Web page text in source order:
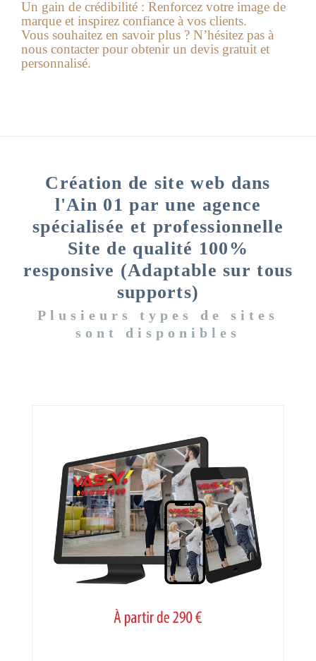
Un gain de crédibilité : Renforcez votre image de
marque et inspirez confiance à vos clients.
Vous souhaitez en savoir plus ? N’hésitez pas à
nous contacter pour obtenir un devis gratuit et
personnalisé.
Création de site web dans
l'Ain 01 par une agence
spécialisée et professionnelle
Site de qualité 100%
responsive (Adaptable sur tous
supports)
Plusieurs types de sites
sont disponibles